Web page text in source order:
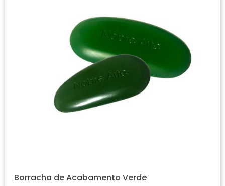
Borracha de Acabamento Verde